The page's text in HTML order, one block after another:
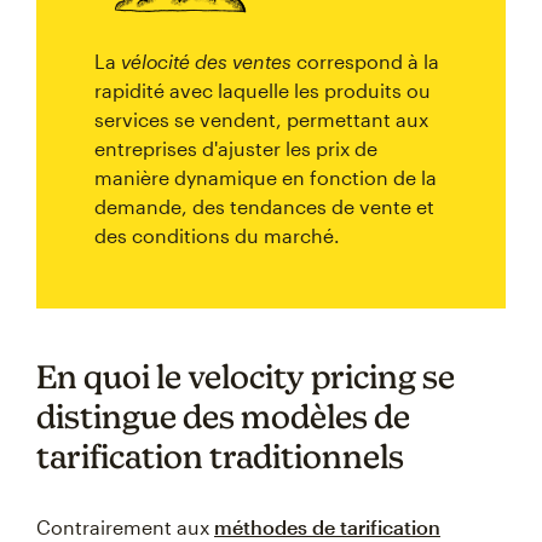
La vélocité des ventes correspond à la
rapidité avec laquelle les produits ou
services se vendent, permettant aux
entreprises d'ajuster les prix de
manière dynamique en fonction de la
demande, des tendances de vente et
des conditions du marché.
En quoi le velocity pricing se
distingue des modèles de
tarification traditionnels
Contrairement aux méthodes de tarification